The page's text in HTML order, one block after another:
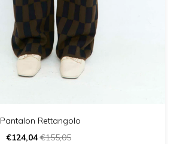
Pantalon Rettangolo
€124,04€155,05